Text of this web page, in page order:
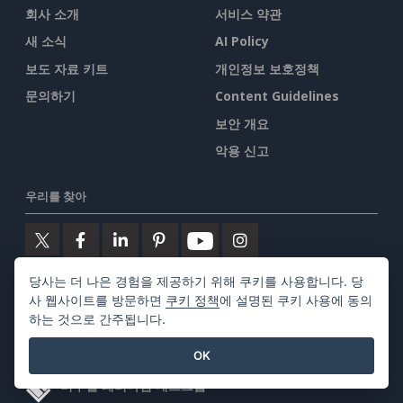
회사 소개
새 소식
보도 자료 키트
문의하기
서비스 약관
AI Policy
개인정보 보호정책
Content Guidelines
보안 개요
악용 신고
우리를 찾아
주요 제품
비주얼 패러다임 데스크톱
당사는 더 나은 경험을 제공하기 위해 쿠키를 사용합니다. 당
사 웹사이트를 방문하면 쿠키 정책에 설명된 쿠키 사용에 동의
하는 것으로 간주됩니다.
OK